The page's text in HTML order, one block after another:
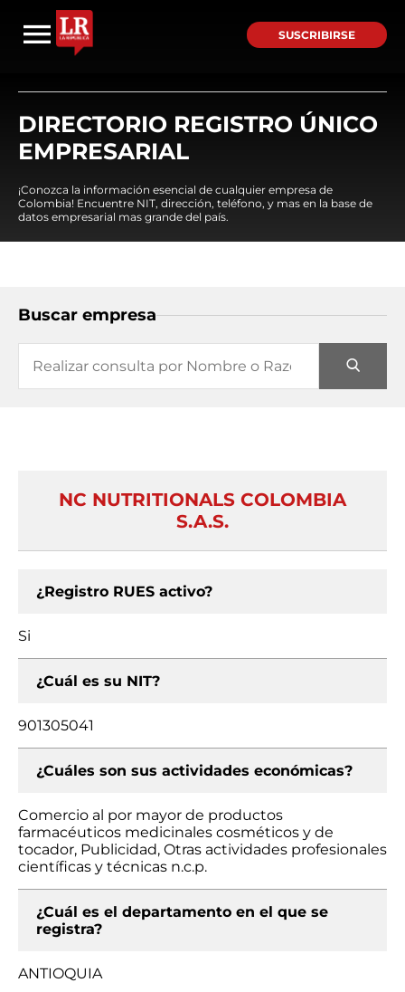
SUSCRIBIRSE
DIRECTORIO REGISTRO ÚNICO
EMPRESARIAL
¡Conozca la información esencial de cualquier empresa de
Colombia! Encuentre NIT, dirección, teléfono, y mas en la base de
datos empresarial mas grande del país.
Buscar empresa
NC NUTRITIONALS COLOMBIA
S.A.S.
¿Registro RUES activo?
Si
¿Cuál es su NIT?
901305041
¿Cuáles son sus actividades económicas?
Comercio al por mayor de productos
farmacéuticos medicinales cosméticos y de
tocador, Publicidad, Otras actividades profesionales
científicas y técnicas n.c.p.
¿Cuál es el departamento en el que se
registra?
ANTIOQUIA